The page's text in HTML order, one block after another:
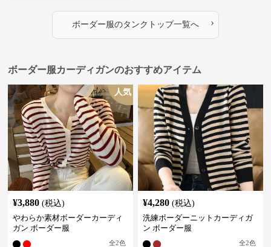
ボーダー服のタンクトップ一覧へ ›
ボーダー服カーディガンのおすすめアイテム
人気
¥3,880 (税込)
やわらか素材ボーダーカーディ
ガン ボーダー服
全2色
¥4,280 (税込)
洗練ボーダーニットカーディガ
ン ボーダー服
全2色